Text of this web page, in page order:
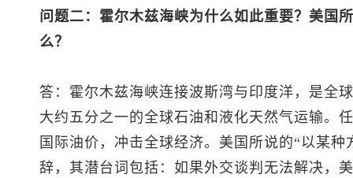
问题二：霍尔木兹海峡为什么如此重要？美国
么？
答：霍尔木兹海峡连接波斯湾与印度洋，是全
大约五分之一的全球石油和液化天然气运输。
国际油价，冲击全球经济。美国所说的“以某
辞，其潜台词包括：如果外交谈判无法解决，